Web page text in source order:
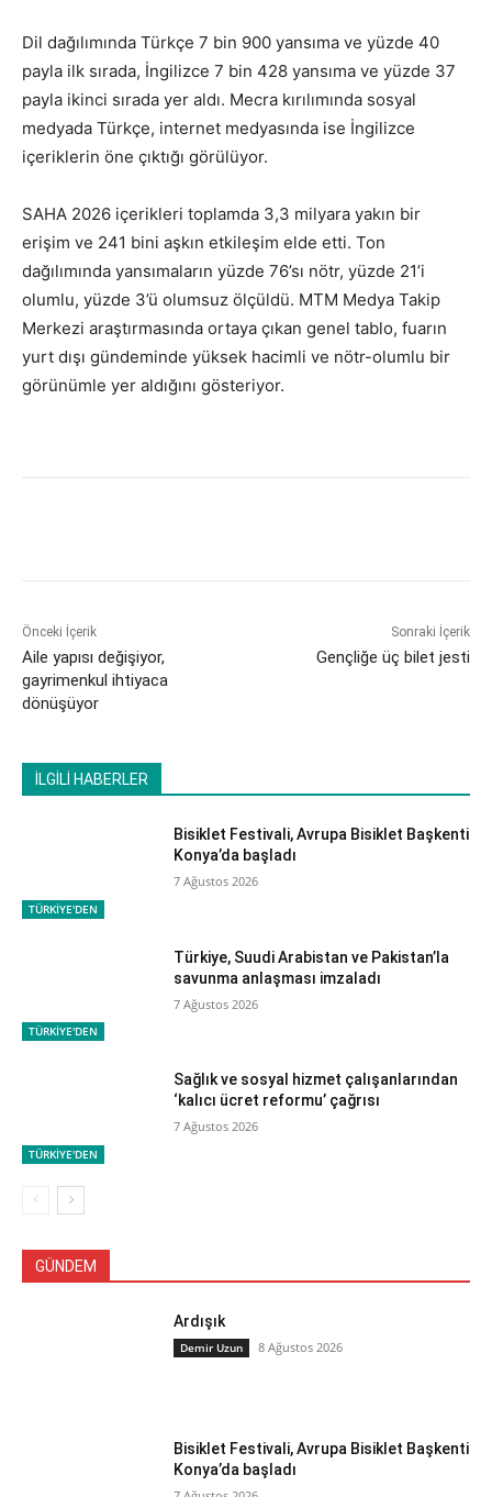
Dil dağılımında Türkçe 7 bin 900 yansıma ve yüzde 40
payla ilk sırada, İngilizce 7 bin 428 yansıma ve yüzde 37
payla ikinci sırada yer aldı. Mecra kırılımında sosyal
medyada Türkçe, internet medyasında ise İngilizce
içeriklerin öne çıktığı görülüyor.
SAHA 2026 içerikleri toplamda 3,3 milyara yakın bir
erişim ve 241 bini aşkın etkileşim elde etti. Ton
dağılımında yansımaların yüzde 76’sı nötr, yüzde 21’i
olumlu, yüzde 3’ü olumsuz ölçüldü. MTM Medya Takip
Merkezi araştırmasında ortaya çıkan genel tablo, fuarın
yurt dışı gündeminde yüksek hacimli ve nötr-olumlu bir
görünümle yer aldığını gösteriyor.
Önceki İçerik
Aile yapısı değişiyor,
gayrimenkul ihtiyaca
dönüşüyor
Sonraki İçerik
​Gençliğe üç bilet jesti
İLGİLİ HABERLER
TÜRKİYE'DEN
Bisiklet Festivali, Avrupa Bisiklet Başkenti
Konya’da başladı
7 Ağustos 2026
TÜRKİYE'DEN
Türkiye, Suudi Arabistan ve Pakistan’la
savunma anlaşması imzaladı
7 Ağustos 2026
TÜRKİYE'DEN
Sağlık ve sosyal hizmet çalışanlarından
‘kalıcı ücret reformu’ çağrısı
7 Ağustos 2026
GÜNDEM
Ardışık
Demir Uzun 8 Ağustos 2026
Bisiklet Festivali, Avrupa Bisiklet Başkenti
Konya’da başladı